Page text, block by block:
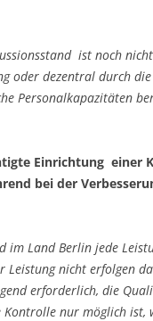
ist noch
oder dezentral durch
Personalkapazitäten
Einrichtung einer
bei der
im Land Berlin jede
Leistung nicht erfolgen
erforderlich, die
Kontrolle nur möglich